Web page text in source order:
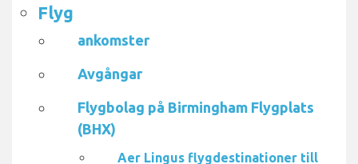
Flyg
ankomster
Avgångar
Flygbolag på Birmingham Flygplats
(BHX)
Aer Lingus flygdestinationer till